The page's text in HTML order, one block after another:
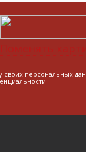
Поменять
своих персональных